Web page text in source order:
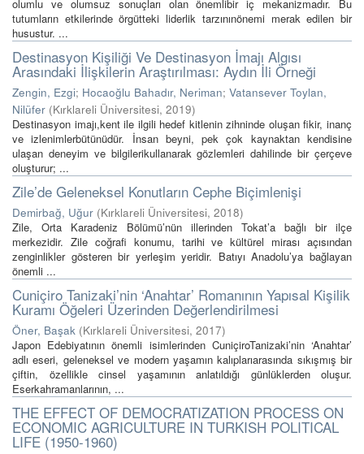
olumlu ve olumsuz sonuçları olan önemlibir iç mekanizmadır. Bu
tutumların etkilerinde örgütteki liderlik tarzınınönemi merak edilen bir
husustur. ...
Destinasyon Kişiliği Ve Destinasyon İmajı Algısı
Arasındaki İlişkilerin Araştırılması: Aydın İli Örneği
Zengin, Ezgi; Hocaoğlu Bahadır, Neriman; Vatansever Toylan,
Nilüfer (Kırklareli Üniversitesi, 2019)
Destinasyon imajı,kent ile ilgili hedef kitlenin zihninde oluşan fikir, inanç
ve izlenimlerbütünüdür. İnsan beyni, pek çok kaynaktan kendisine
ulaşan deneyim ve bilgilerikullanarak gözlemleri dahilinde bir çerçeve
oluşturur; ...
Zile’de Geleneksel Konutların Cephe Biçimlenişi
Demirbağ, Uğur (Kırklareli Üniversitesi, 2018)
Zile, Orta Karadeniz Bölümü’nün illerinden Tokat’a bağlı bir ilçe
merkezidir. Zile coğrafi konumu, tarihi ve kültürel mirası açısından
zenginlikler gösteren bir yerleşim yeridir. Batıyı Anadolu’ya bağlayan
önemli ...
Cuniçiro Tanizaki’nin ‘Anahtar’ Romanının Yapısal Kişilik
Kuramı Öğeleri Üzerinden Değerlendirilmesi
Öner, Başak (Kırklareli Üniversitesi, 2017)
Japon Edebiyatının önemli isimlerinden CuniçiroTanizaki’nin ‘Anahtar’
adlı eseri, geleneksel ve modern yaşamın kalıplarıarasında sıkışmış bir
çiftin, özellikle cinsel yaşamının anlatıldığı günlüklerden oluşur.
Eserkahramanlarının, ...
THE EFFECT OF DEMOCRATIZATION PROCESS ON
ECONOMIC AGRICULTURE IN TURKISH POLITICAL
LIFE (1950-1960)